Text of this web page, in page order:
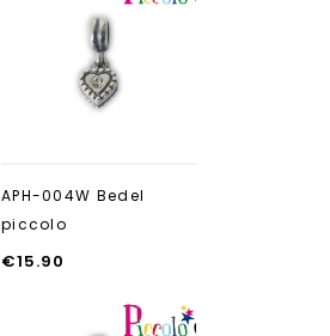
APH-004W Bedel
piccolo
€15.90